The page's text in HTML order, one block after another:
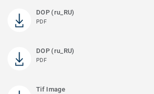
DOP (ru_RU)
PDF
DOP (ru_RU)
PDF
Tif Image